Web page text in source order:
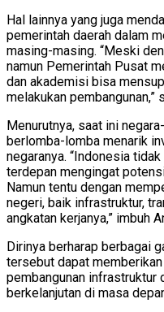
Hal lainnya yang juga
pemerintah daerah dalam
masing-masing. “Meski
namun Pemerintah Pusat
dan akademisi bisa
melakukan pembangunan,”
Menurutnya, saat ini
berlomba-lomba menarik
negaranya. “Indonesia
terdepan mengingat
Namun tentu dengan
negeri, baik infrastruktur,
angkatan kerjanya,” imbuh
Dirinya berharap berbagai
tersebut dapat
pembangunan
berkelanjutan di masa